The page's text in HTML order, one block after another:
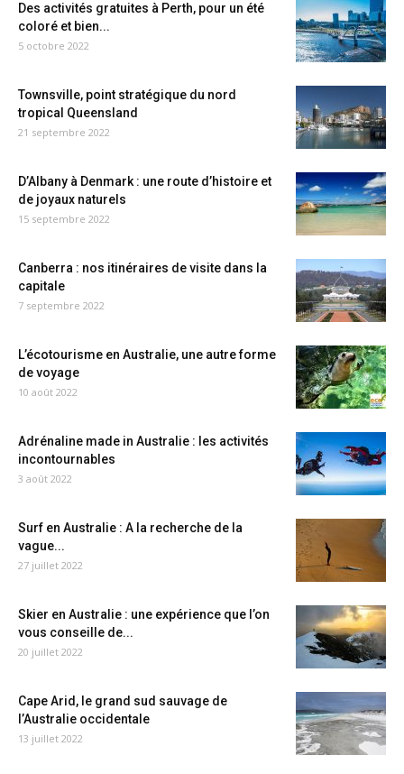
Des activités gratuites à Perth, pour un été
coloré et bien...
5 octobre 2022
Townsville, point stratégique du nord
tropical Queensland
21 septembre 2022
D’Albany à Denmark : une route d’histoire et
de joyaux naturels
15 septembre 2022
Canberra : nos itinéraires de visite dans la
capitale
7 septembre 2022
L’écotourisme en Australie, une autre forme
de voyage
10 août 2022
Adrénaline made in Australie : les activités
incontournables
3 août 2022
Surf en Australie : A la recherche de la
vague...
27 juillet 2022
Skier en Australie : une expérience que l’on
vous conseille de...
20 juillet 2022
Cape Arid, le grand sud sauvage de
l’Australie occidentale
13 juillet 2022